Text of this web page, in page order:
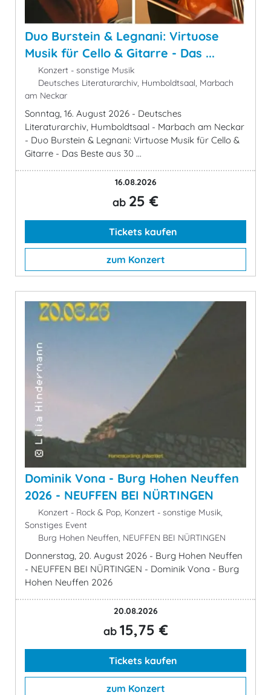
Duo Burstein & Legnani: Virtuose
Musik für Cello & Gitarre - Das ...
Konzert - sonstige Musik
Deutsches Literaturarchiv, Humboldtsaal, Marbach
am Neckar
Sonntag, 16. August 2026 - Deutsches
Literaturarchiv, Humboldtsaal - Marbach am Neckar
- Duo Burstein & Legnani: Virtuose Musik für Cello &
Gitarre - Das Beste aus 30 ...
16.08.2026
ab 25 €
Tickets kaufen
zum Konzert
Dominik Vona - Burg Hohen Neuffen
2026 - NEUFFEN BEI NÜRTINGEN
Konzert - Rock & Pop, Konzert - sonstige Musik,
Sonstiges Event
Burg Hohen Neuffen, NEUFFEN BEI NÜRTINGEN
Donnerstag, 20. August 2026 - Burg Hohen Neuffen
- NEUFFEN BEI NÜRTINGEN - Dominik Vona - Burg
Hohen Neuffen 2026
20.08.2026
ab 15,75 €
Tickets kaufen
zum Konzert